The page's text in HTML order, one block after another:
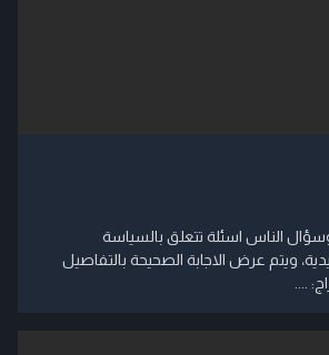
الناس اسئلة تتعلق بالسياسة
ويتم عرض الاجابة الصحيحة بالتفاصيل
....